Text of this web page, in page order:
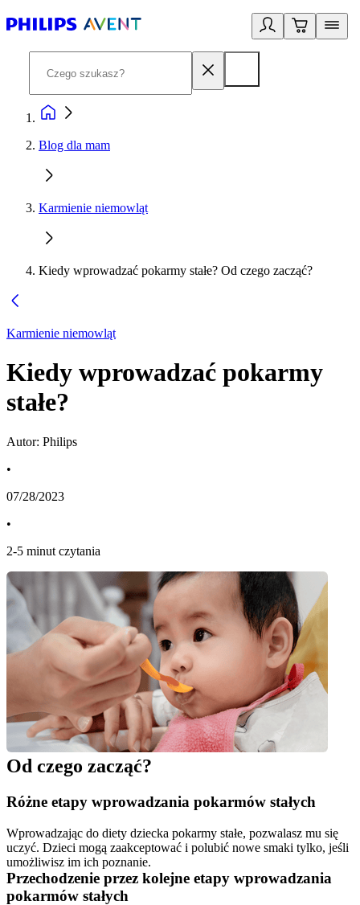
Blog dla mam
Karmienie niemowląt
Kiedy wprowadzać pokarmy stałe? Od czego zacząć?
Karmienie niemowląt
Kiedy wprowadzać pokarmy
stałe?
Autor: Philips
•
07/28/2023
•
2-5 minut czytania
Od czego zacząć?
Różne etapy wprowadzania pokarmów stałych
Wprowadzając do diety dziecka pokarmy stałe, pozwalasz mu się
uczyć. Dzieci mogą zaakceptować i polubić nowe smaki tylko, jeśli
umożliwisz im ich poznanie.
Przechodzenie przez kolejne etapy wprowadzania
pokarmów stałych